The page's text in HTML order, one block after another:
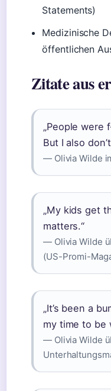
Statements)
Medizinische
öffentlichen
Zitate aus
„People were
But I also
— Olivia Wilde
„My kids get
matters.“
— Olivia Wilde
(US-Promi-
„It’s been a
my time to be
— Olivia Wilde